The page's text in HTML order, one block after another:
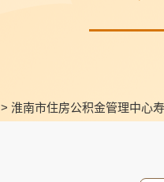
> 淮南市住房公积金管理中心